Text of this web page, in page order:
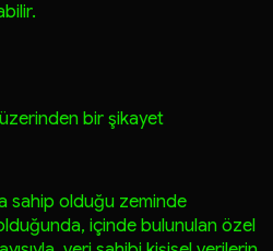
bir şikayet
sahip olduğu zeminde
içinde bulunulan özel